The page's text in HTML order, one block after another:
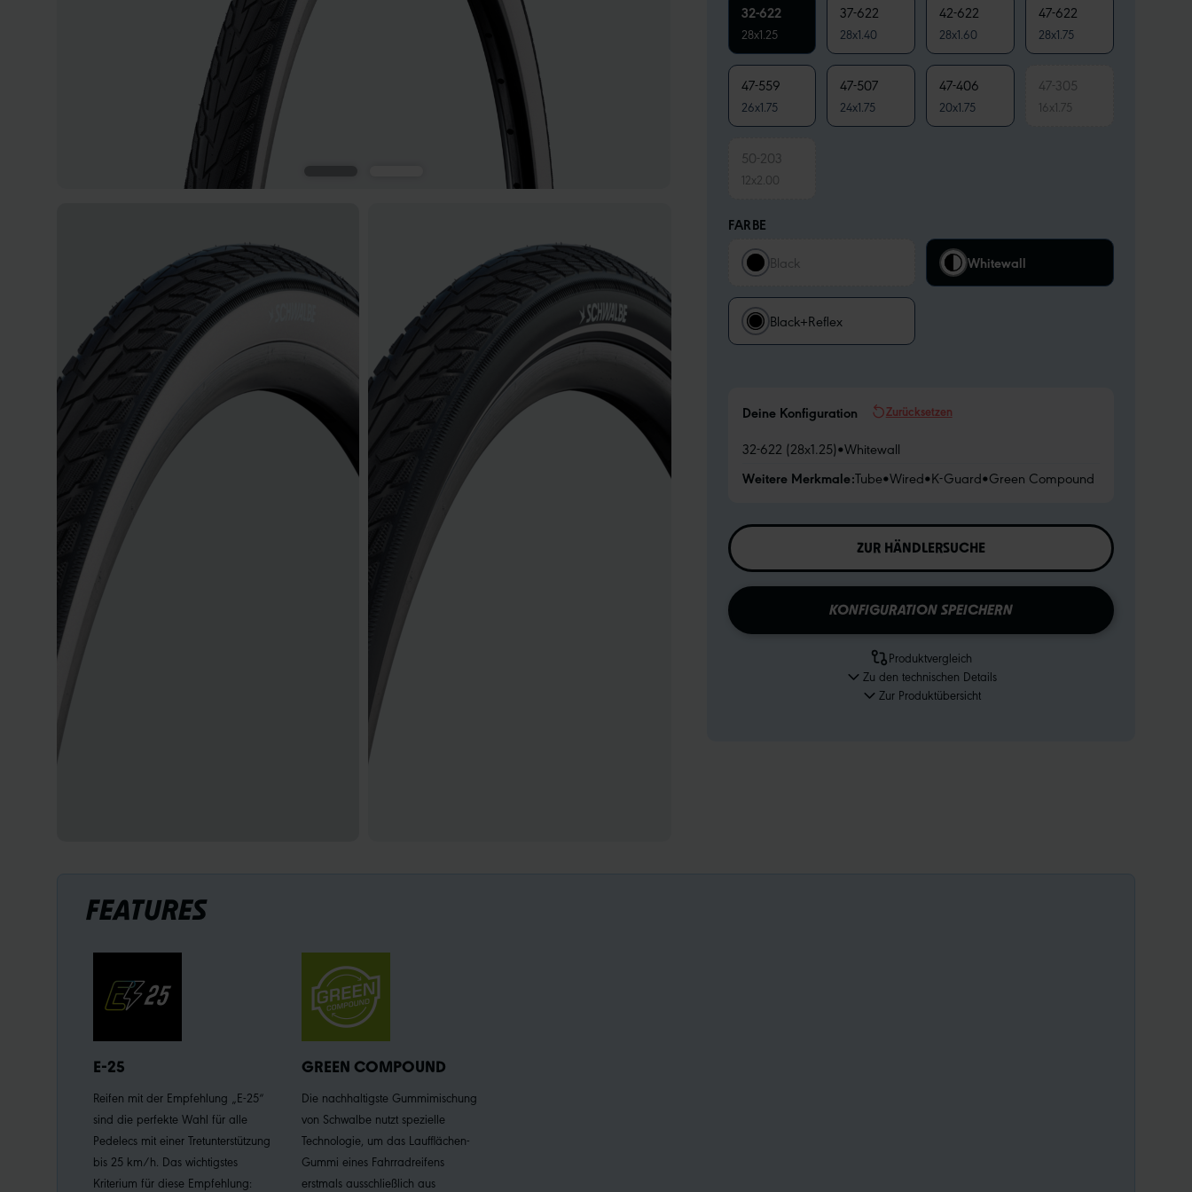
32-622
28x1.25
37-622
28x1.40
42-622
28x1.60
47-622
28x1.75
47-559
26x1.75
47-507
24x1.75
47-406
20x1.75
47-305
16x1.75
50-203
12x2.00
FARBE
Black Whitewall
Black+Reflex
Deine Konfiguration Zurücksetzen
32-622 (28x1.25)•Whitewall
Weitere Merkmale:Tube•Wired•K-Guard•Green Compound
ZUR HÄNDLERSUCHE
KONFIGURATION SPEICHERN
Produktvergleich
Zu den technischen Details
Zur Produktübersicht
FEATURES
E-25
Reifen mit der Empfehlung „E-25“
sind die perfekte Wahl für alle
Pedelecs mit einer Tretunterstützung
bis 25 km/h. Das wichtigstes
Kriterium für diese Empfehlung:
GREEN COMPOUND
Die nachhaltigste Gummimischung
von Schwalbe nutzt spezielle
Technologie, um das Laufflächen-
Gummi eines Fahrradreifens
erstmals ausschließlich aus